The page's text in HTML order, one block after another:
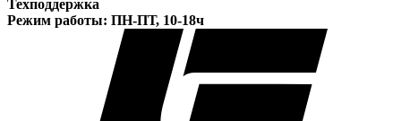
Техподдержка
Режим работы: ПН-ПТ, 10-18ч